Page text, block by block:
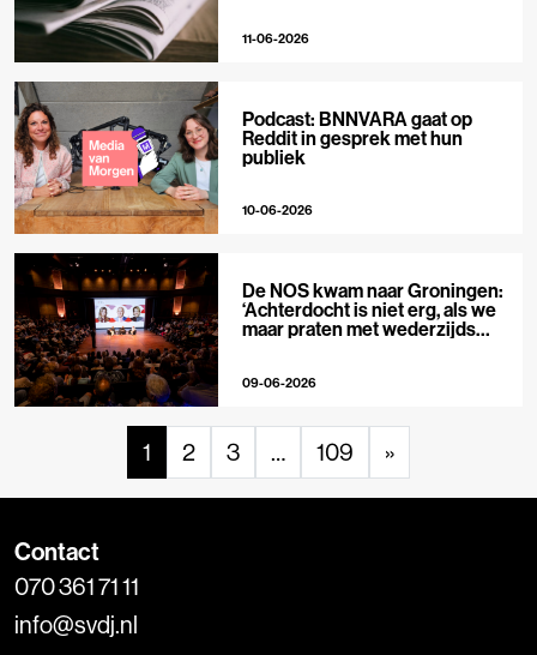
11-06-2026
Podcast: BNNVARA gaat op
Reddit in gesprek met hun
publiek
10-06-2026
De NOS kwam naar Groningen:
‘Achterdocht is niet erg, als we
maar praten met wederzijds
09-06-2026
1 2 3 … 109 »
Contact
070 361 71 11
info@svdj.nl